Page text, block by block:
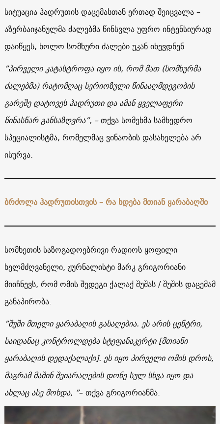
სიტუაცია ჰადრუთის დაცემასთან ერთად შეიცვალა –
აზერბაიჯანულმა ძალებმა წინსვლა უფრო ინტენსიურად
დაიწყეს, ხოლო სომხური ძალები უკან იხევდნენ.
”პირველიკატასტროფა იყო ის, რომ მათ(სომხურმა
ძალებმა) რატომღაც სერიოზული წინააღმდეგობის
გარეშე დატოვეს ჰადრუთი და ამანყველაფერი
წინასწარგანსაზღვრა”, –თქვა სომეხმა სამხედრო
სპეციალისტმა, რომელმაც ვინაობის დასახელება არ
ისურვა.
ბრძოლა ჰადრუთისთვის – რა ხდება მთიან ყარაბაღში
სომხეთის საზოგადოებრივი რადიოს ყოფილი
ხელმძღვანელი, ჟურნალისტი მარკ გრიგორიანი
მიიჩნევს, რომ ომის შედეგი ქალაქ შუშას / შუშის დაცემამ
განაპირობა.
”შუში მთელიყარაბაღისგასაღებია. ეს არისცენტრი,
საიდანაცკონტროლდება სტეფანაკერტი[მთიანი
ყარაბაღის დედაქალაქი]. ეს იყო პირველი ომის დროს,
მაგრამ მაშინ შეიარაღების დონე სულ სხვა იყო და
ახლაც ასე მოხდა, ”– თქვა გრიგორიანმა.